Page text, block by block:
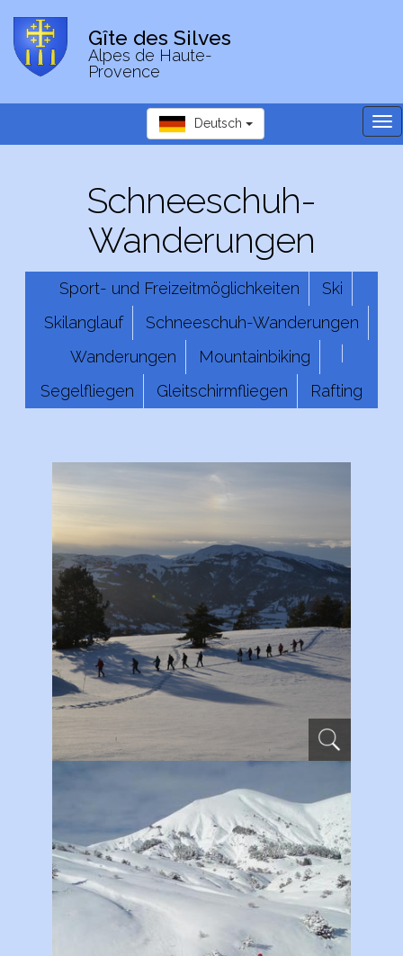
Gîte des Silves
Alpes de Haute-
Provence
Deutsch
Schneeschuh-
Wanderungen
Sport- und Freizeitmöglichkeiten
Ski
Skilanglauf
Schneeschuh-Wanderungen
Wanderungen
Mountainbiking
Segelfliegen
Gleitschirmfliegen Rafting